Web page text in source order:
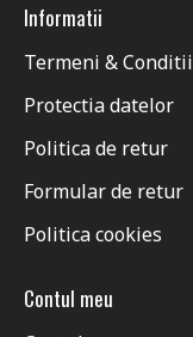
Informatii
Termeni & Conditii
Protectia datelor
Politica de retur
Formular de retur
Politica cookies
Contul meu